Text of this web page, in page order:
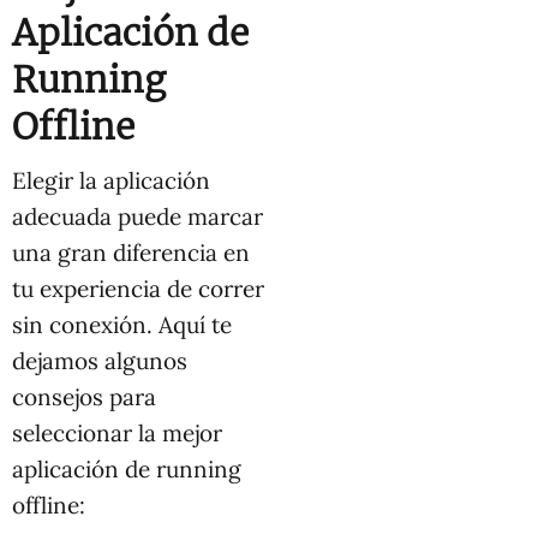
Aplicación de
Running
Offline
Elegir la aplicación
adecuada puede marcar
una gran diferencia en
tu experiencia de correr
sin conexión. Aquí te
dejamos algunos
consejos para
seleccionar la mejor
aplicación de running
offline: